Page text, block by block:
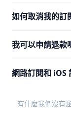
如何取消我的訂
我可以申請退款
網路訂閱和 iOS
有什麼我們沒有